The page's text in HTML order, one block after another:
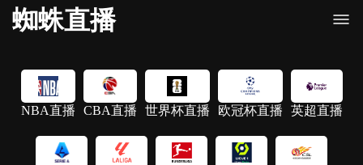
蜘蛛直播
NBA直播 CBA直播 世界杯直播 欧冠杯直播 英超直播